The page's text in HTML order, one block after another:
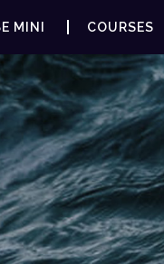
MINI COURSES